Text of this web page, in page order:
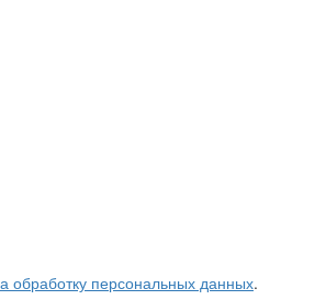
обработку персональных данных.